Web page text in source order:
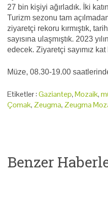
27 bin kişiyi ağırladık. İki
Turizm sezonu tam
ziyaretçi rekoru kırmıştık,
sayısına ulaşmıştık. 2023
edecek. Ziyaretçi sayımız
Müze, 08.30-19.00
Etiketler :Gaziantep,Mozaik,
Çomak, Zeugma, Zeugma
Benzer